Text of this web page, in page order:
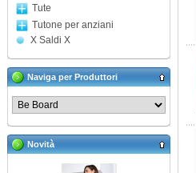
Tute
Tutone per anziani
X Saldi X
Naviga per Produttori
Novità